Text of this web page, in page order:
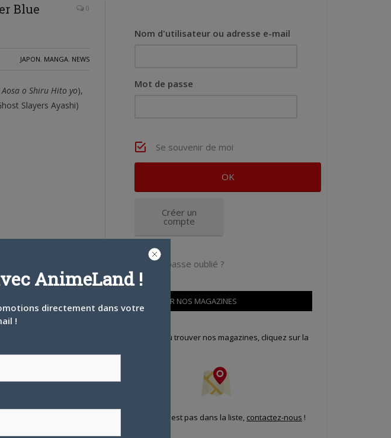
Blue
0
JAPON, MANGA, NEWS
o Shiru Hito yo),
Slayers Ayashi)
et réalisatrice
Toho à partir du 11
grande sœur Akane,
Nom d'utilisateur ou adresse e-mail
Mot de passe
Se souvenir de moi
Créer un
compte
Mot de passe oublié ?
OÙ TROUVER NOS MAGAZINES
Pour savoir où trouver nos magazines, cliquez sur la
Si votre ville n'est pas dans la liste, contactez-nous !
AnimeLand !
directement dans votre
!